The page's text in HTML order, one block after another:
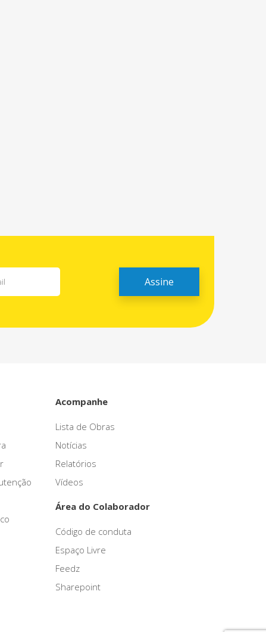
Acompanhe
Lista de Obras
Notícias
Relatórios
Vídeos
Área do Colaborador
Código de conduta
Espaço Livre
Feedz
Sharepoint